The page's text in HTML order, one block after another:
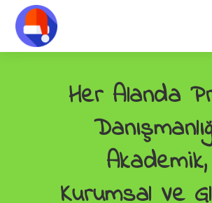
Her Alanda
Akademik,
Kurumsal Ve